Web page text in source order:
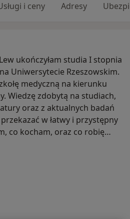
i ceny Adresy
ukończyłam studia I stopnia
medyczną na kierunku
Wiedzę zdobytą na studiach,
oraz z aktualnych badań
w łatwy i przystępny
co kocham, oraz co robię
pomocy odżywiania
jak najuważniej słuchać
jej problemy i potrzeby.
zmienili swoje